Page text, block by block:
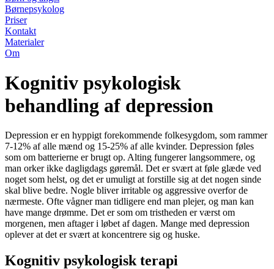
Børnepsykolog
Priser
Kontakt
Materialer
Om
Kognitiv psykologisk
behandling af depression
Depression er en hyppigt forekommende folkesygdom, som rammer
7-12% af alle mænd og 15-25% af alle kvinder. Depression føles
som om batterierne er brugt op. Alting fungerer langsommere, og
man orker ikke dagligdags gøremål. Det er svært at føle glæde ved
noget som helst, og det er umuligt at forstille sig at det nogen sinde
skal blive bedre. Nogle bliver irritable og aggressive overfor de
nærmeste. Ofte vågner man tidligere end man plejer, og man kan
have mange drømme. Det er som om tristheden er værst om
morgenen, men aftager i løbet af dagen. Mange med depression
oplever at det er svært at koncentrere sig og huske.
Kognitiv psykologisk terapi